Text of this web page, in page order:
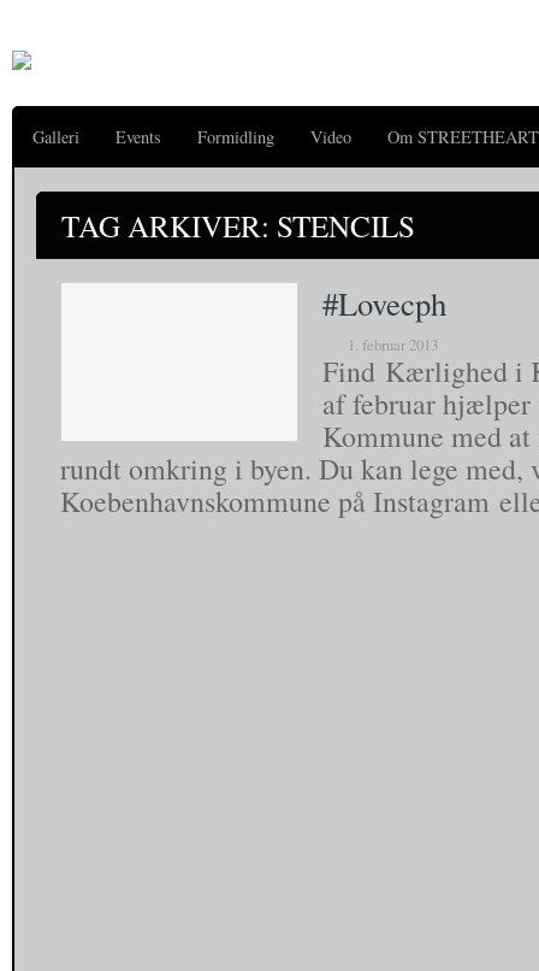
Galleri Events Formidling Video Om STREETHEART
TAG ARKIVER: STENCILS
#Lovecph
1. februar 2013
Find Kærlighed i
af februar hjælper
Kommune med
rundt omkring i byen. Du kan lege med,
Koebenhavnskommune på Instagram